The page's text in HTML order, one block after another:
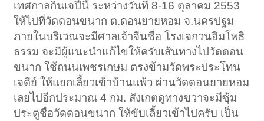
เทศกาลกินเจปีนี้ ระหว่างวันที่ 8-16 ตุลาคม 2553
ให้ไปที่วัดดอนขนาก ต.ดอนยายหอม จ.นครปฐม
ภายในบริเวณจะมีศาลเจ้าจีนชื่อ โรงเจกวนอิมโพธิ
ธรรม จะมีผู้แนะนำแก้ไขให้ครับเส้นทางไปวัดดอน
ขนาก ใช้ถนนเพชรเกษม ตรงข้ามวัดพระประโทน
เจดีย์ ให้แยกเลี้ยวเข้าบ้านแพ้ว ผ่านวัดดอนยายหอม
เลยไปอีกประมาณ 4 กม. สังเกตดูทางขวาจะมีซุ้ม
ประตูชื่อวัดดอนขนาก ให้ขับเลี้ยวเข้าไปครับ เป็น